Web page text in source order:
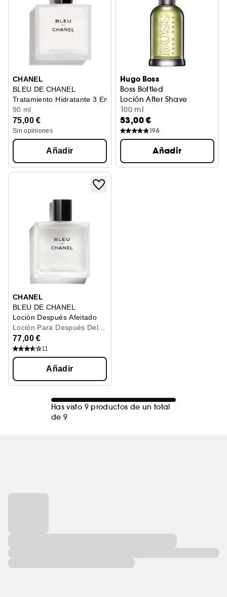
CHANEL
BLEU DE CHANEL
Tratamiento Hidratante 3 En 1
90 ml
75,00 €
Sin opiniones
Añadir
Hugo Boss
Boss Bottled
Loción After Shave
100 ml
53,00 €
196
Añadir
CHANEL
BLEU DE CHANEL
Loción Después Afeitado
Loción Para Después Del
77,00 €
11
Añadir
Has visto 9 productos de un total
de 9